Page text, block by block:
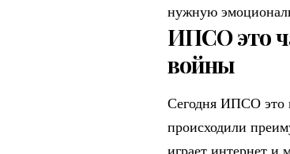
нужную
ИПСО это
войны
Сегодня ИПСО это
происходили
играет интернет и